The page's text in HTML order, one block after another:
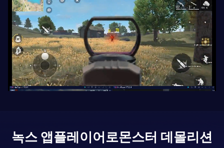
녹스 앱플레이어로몬스터 데몰리션